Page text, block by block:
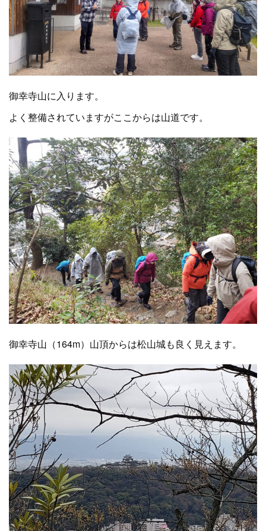
御幸寺山に入ります。
よく整備されていますがここからは山道です。
御幸寺山（164m）山頂からは松山城も良く見えます。